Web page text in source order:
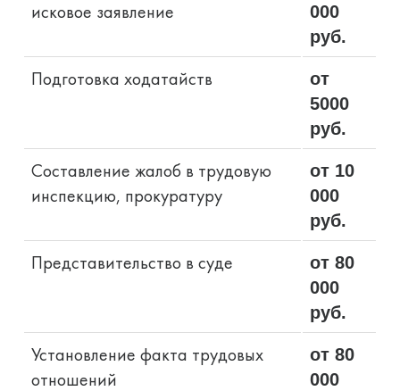
исковое заявление
000
руб.
Подготовка ходатайств
от
5000
руб.
Составление жалоб в трудовую
инспекцию, прокуратуру
от 10
000
руб.
Представительство в суде
от 80
000
руб.
Установление факта трудовых
отношений
от 80
000